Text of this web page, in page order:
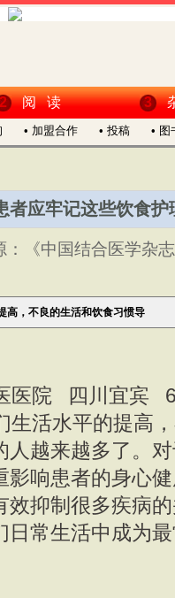
阅 读 3
• 加盟合作 • 投稿 • 图
者应牢记这些饮食护
《中国结合医学杂
高，不良的生活和饮食习惯导
院 四川宜宾
活水平的提高，
人越来越多了。
影响患者的身心
效抑制很多疾病
日常生活中成为